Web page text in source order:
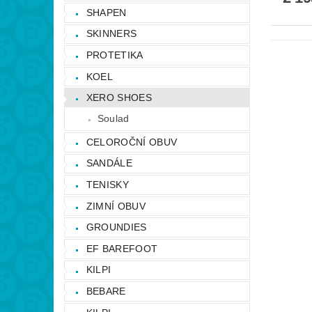
SHAPEN
SKINNERS
PROTETIKA
KOEL
XERO SHOES
Soulad
CELOROČNÍ OBUV
SANDÁLE
TENISKY
ZIMNÍ OBUV
GROUNDIES
EF BAREFOOT
KILPI
BEBARE